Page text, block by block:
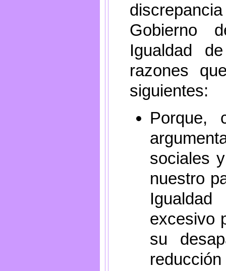
Gobierno
Igualdad
razones
siguientes:
Porque,
sociales
nuestro
excesivo
su